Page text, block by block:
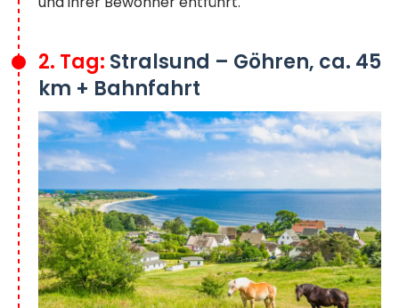
2. Tag: Stralsund – Göhren, ca. 45
km + Bahnfahrt